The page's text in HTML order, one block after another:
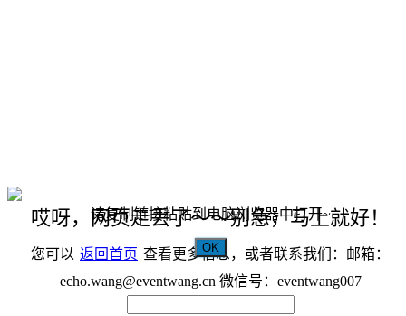
哎呀，网页走丢了～～别急，马上就好！
您可以 返回首页 查看更多信息，或者联系我们：邮箱：
echo.wang@eventwang.cn 微信号：eventwang007
请复制链接粘贴到电脑浏览器中打开~
OK